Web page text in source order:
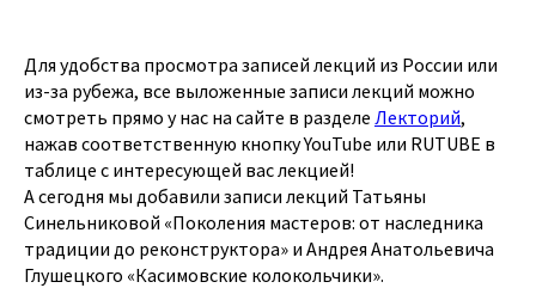
Для удобства просмотра записей лекций из России или
из-за рубежа, все выложенные записи лекций можно
смотреть прямо у нас на сайте в разделе Лекторий,
нажав соответственную кнопку YouTube или RUTUBE в
таблице с интересующей вас лекцией!
А сегодня мы добавили записи лекций Татьяны
Синельниковой «Поколения мастеров: от наследника
традиции до реконструктора» и Андрея Анатольевича
Глушецкого «Касимовские колокольчики».